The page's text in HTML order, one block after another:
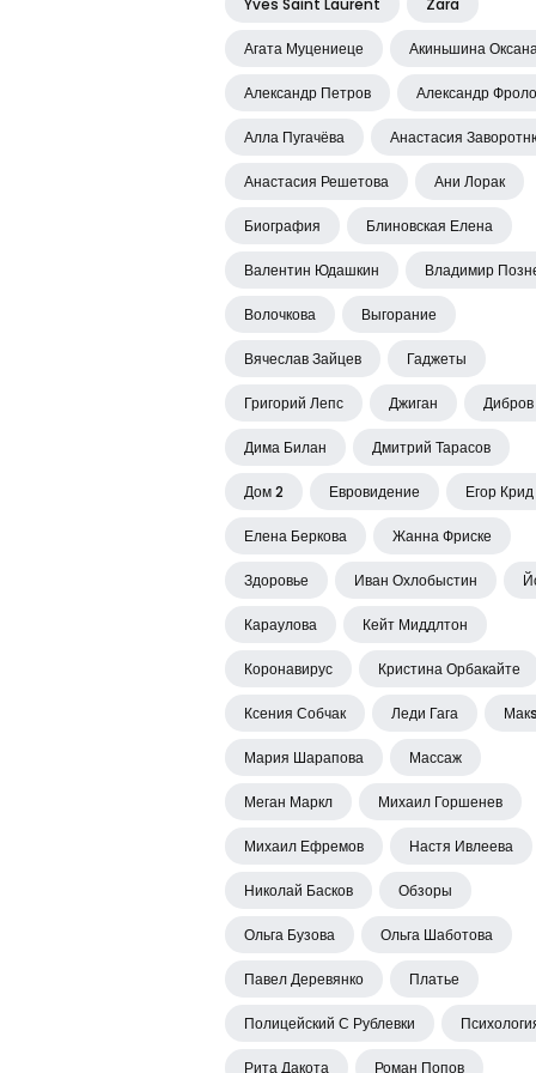
Yves Saint Laurent Zara
Агата Муцениеце Акиньшина
Александр Петров Александр
Алла Пугачёва Анастасия
Анастасия Решетова Ани Лорак
Биография Блиновская Елена
Валентин Юдашкин Владимир
Волочкова Выгорание
Вячеслав Зайцев Гаджеты
Григорий Лепс Джиган Дибров
Дима Билан Дмитрий Тарасов
Дом 2 Евровидение Егор Крид
Елена Беркова Жанна Фриске
Здоровье Иван Охлобыстин
Караулова Кейт Миддлтон
Коронавирус Кристина Орбакайте
Ксения Собчак Леди Гага
Мария Шарапова Массаж
Меган Маркл Михаил Горшенев
Михаил Ефремов Настя Ивлеева
Николай Басков Обзоры
Ольга Бузова Ольга Шаботова
Павел Деревянко Платье
Полицейский С Рублевки
Рита Дакота Роман Попов